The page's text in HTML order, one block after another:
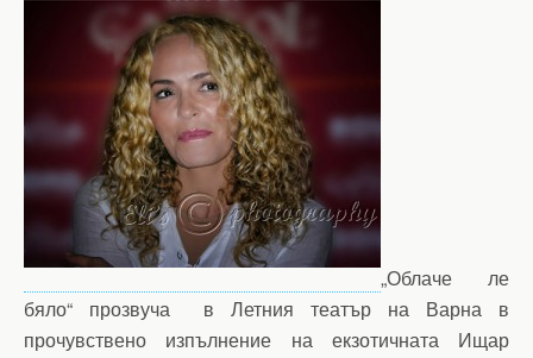
„Облаче ле
бяло“ прозвуча в Летния театър на Варна в
прочувствено изпълнение на екзотичната Ищар